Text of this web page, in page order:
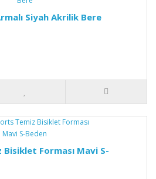
Siyah Akrilik Bere
Forması Mavi S-